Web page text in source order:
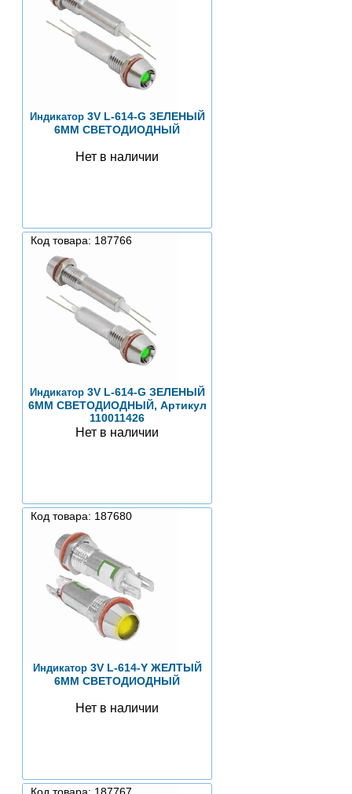
Индикатор3V L-614-G ЗЕЛЕНЫЙ
6MM СВЕТОДИОДНЫЙ
Нет в наличии
Код товара: 187766
Индикатор3V L-614-G ЗЕЛЕНЫЙ
6MM СВЕТОДИОДНЫЙ, Артикул
110011426
Нет в наличии
Код товара: 187680
Индикатор3V L-614-Y ЖЕЛТЫЙ
6MM СВЕТОДИОДНЫЙ
Нет в наличии
Код товара: 187767